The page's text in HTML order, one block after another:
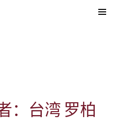
：台湾 罗柏